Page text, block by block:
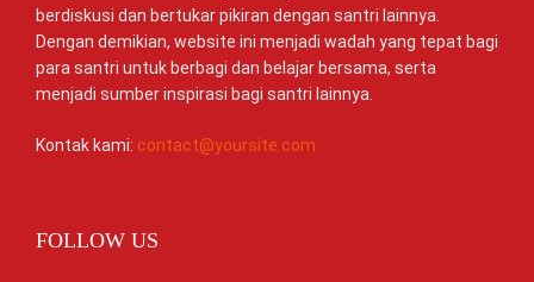
berdiskusi dan bertukar pikiran dengan santri lainnya.
Dengan demikian, website ini menjadi wadah yang tepat bagi
para santri untuk berbagi dan belajar bersama, serta
menjadi sumber inspirasi bagi santri lainnya.
Kontak kami: contact@yoursite.com
FOLLOW US